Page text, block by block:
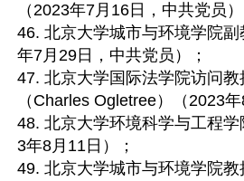
（2023年7月16日，中共党员）
46. 北京大学城市与环境学院
年7月29日，中共党员）；
47. 北京大学国际法学院访问教
（Charles Ogletree）（2023年
48. 北京大学环境科学与工程
3年8月11日）；
49. 北京大学城市与环境学院